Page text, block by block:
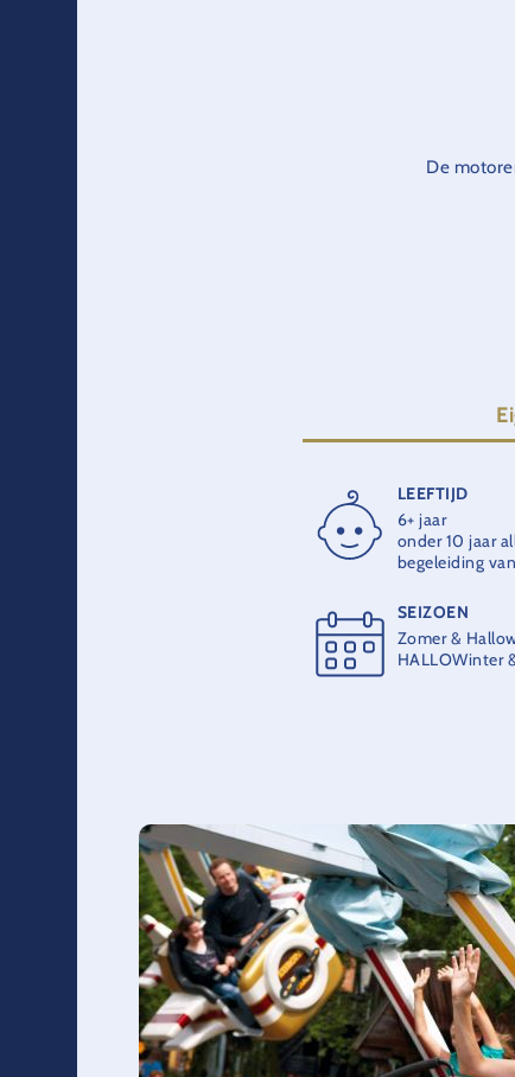
De
LEEFTIJD
6+ jaar
onder 10 jaar
begeleiding
SEIZOEN
Zomer &
HALLOWinter
RITDUUR
1:30 min.
2 personen per